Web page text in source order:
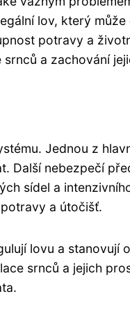
lov, který
potravy a
a zachování
Jednou z
Další nebezpečí
sídel a
a útočišť.
lovu a stanovují
srnců a jejich